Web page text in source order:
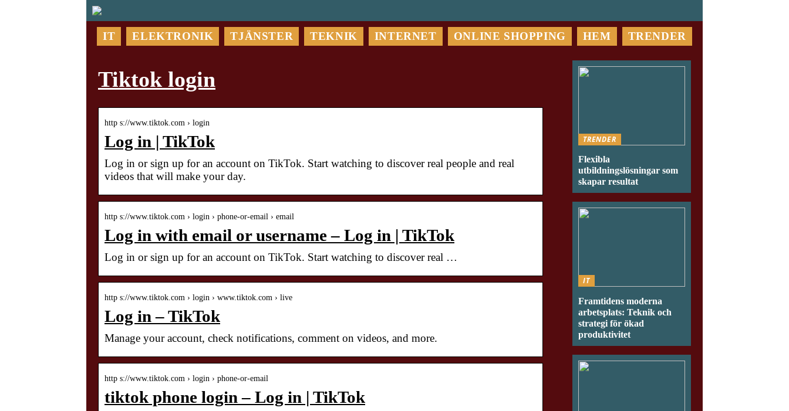
IT ELEKTRONIK TJÄNSTER TEKNIK INTERNET ONLINE SHOPPING HEM TRENDER
Tiktok login
http s://www.tiktok.com › login
Log in | TikTok
Log in or sign up for an account on TikTok. Start watching to discover real people and real
videos that will make your day.
http s://www.tiktok.com › login › phone-or-email › email
Log in with email or username – Log in | TikTok
Log in or sign up for an account on TikTok. Start watching to discover real …
http s://www.tiktok.com › login › www.tiktok.com › live
Log in – TikTok
Manage your account, check notifications, comment on videos, and more.
http s://www.tiktok.com › login › phone-or-email
tiktok phone login – Log in | TikTok
TRENDER
Flexibla
utbildningslösningar som
skapar resultat
IT
Framtidens moderna
arbetsplats: Teknik och
strategi för ökad
produktivitet